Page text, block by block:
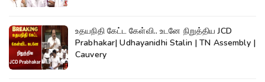
உதயநிதி கேட்ட கேள்வி.. உடனே நிறுத்திய JCD
Prabhakar| Udhayanidhi Stalin | TN Assembly |
Cauvery